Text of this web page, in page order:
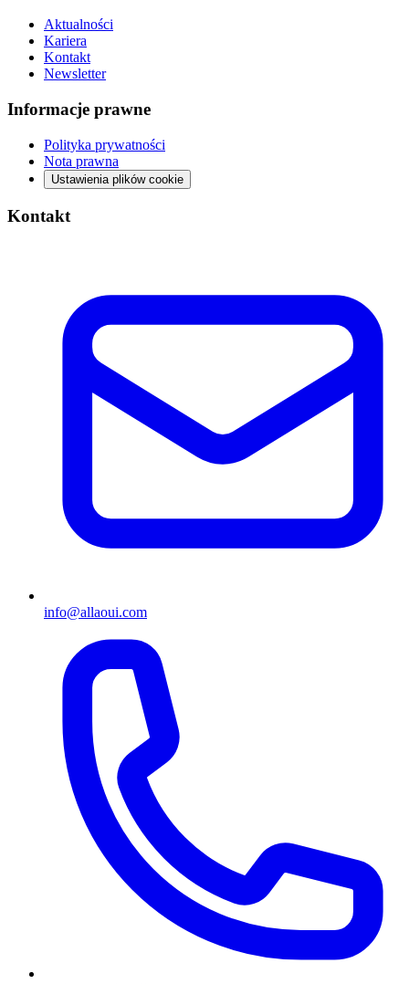
Aktualności
Kariera
Kontakt
Newsletter
Informacje prawne
Polityka prywatności
Nota prawna
Ustawienia plików cookie
Kontakt
info@allaoui.com